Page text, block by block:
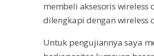
membeli aksesoris
dilengkapi dengan wireless
Untuk pengujiannya saya